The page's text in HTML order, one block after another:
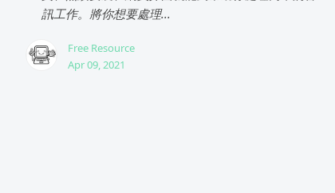
訊工作。將你想要處理...
Free Resource
Apr 09, 2021